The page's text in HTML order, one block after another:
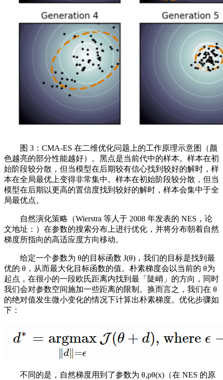
图 3：CMA-ES 在二维优化问题上的工作原理示意图（颜
色越亮的部分性能越好）。黑点是当前代中的样本。样本在初
始阶段较分散，但当模型在后期较有信心找到较好的解时，样
本在全局最优上变得非常集中。样本在初始阶段较分散，但当
模型在后期以更高的置信度找到较好的解时，样本会集中于全
局最优点。
自然演化策略（Wierstra 等人于 2008 年发表的 NES，论
文地址：）在参数的搜索分布上进行优化，并将分布朝着自然
梯度所指向的高适应度方向移动。
给定一个参数为 θ的目标函数 J(θ)，我们的目标是找到最
优的 θ，从而最大化目标函数的值。朴素梯度会以当前的 θ为
起点，在很小的一段欧氏距离内找到最「陡峭」的方向，同时
我们会对参数空间施加一些距离的限制。换而言之，我们在 θ
的绝对值发生微小变化的情况下计算出朴素梯度。优化步骤如
下：
不同的是，自然梯度用到了参数为 θ,pθ(x)（在 NES 的原